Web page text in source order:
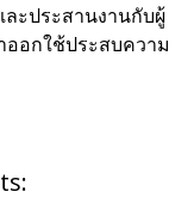
ละประสานงานกับผู้
ออกใช้ประสบความ